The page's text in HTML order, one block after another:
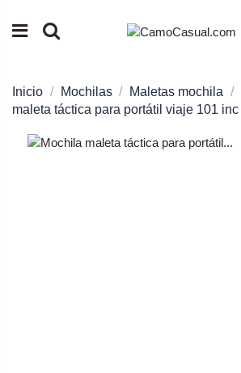
Inicio Mochilas Maletas mochila
maleta táctica para portátil viaje 101 inc